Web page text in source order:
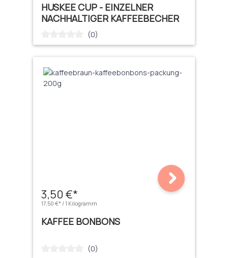
HUSKEE CUP - EINZELNER
NACHHALTIGER KAFFEEBECHER
Durchschnittliche Bewertung von 0 von 5 Sternen
(0)
3,50 €*
17,50 €* / 1 Kilogramm
KAFFEE BONBONS
Durchschnittliche Bewertung von 0 von 5 Sternen
(0)